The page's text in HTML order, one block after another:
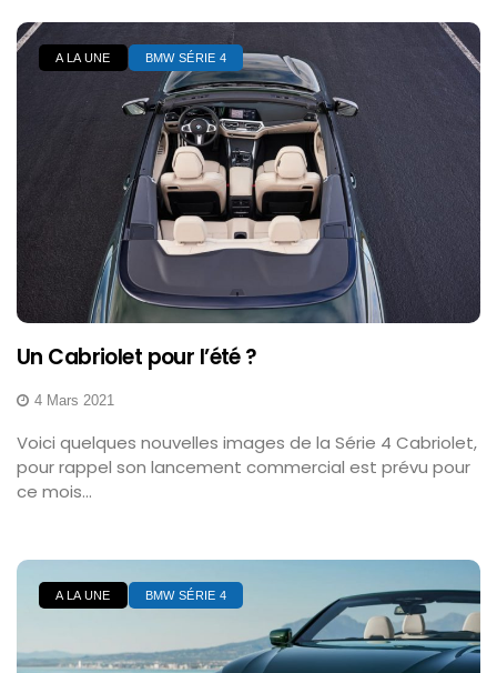
A LA UNE BMW SÉRIE 4
Un Cabriolet pour l’été ?
4 Mars 2021
Voici quelques nouvelles images de la Série 4 Cabriolet,
pour rappel son lancement commercial est prévu pour
ce mois...
A LA UNE BMW SÉRIE 4